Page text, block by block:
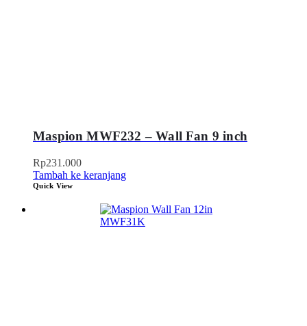
Maspion MWF232 – Wall Fan 9 inch
Rp231.000
Tambah ke keranjang
Quick View